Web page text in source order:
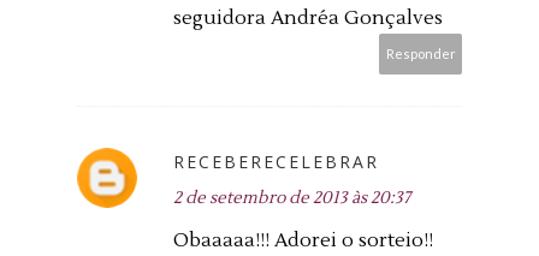
seguidora Andréa Gonçalves
Responder
RECEBERECELEBRAR
2 de setembro de 2013 às 20:37
Obaaaaa!!! Adorei o sorteio!!